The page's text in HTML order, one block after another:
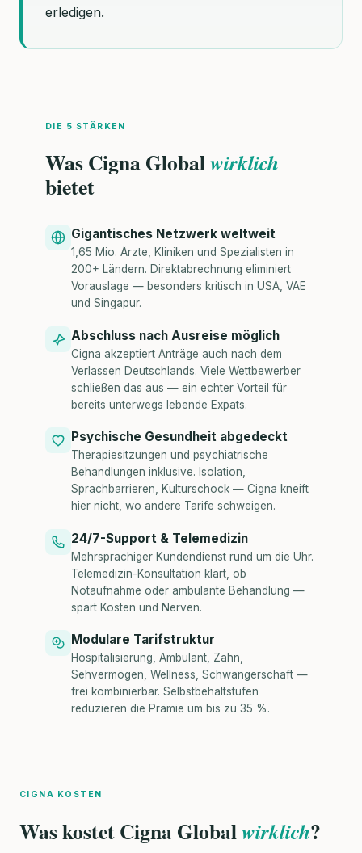
erledigen.
DIE 5 STÄRKEN
Was Cigna Globalwirklich
bietet
Gigantisches Netzwerk weltweit
1,65 Mio. Ärzte, Kliniken und Spezialisten in
200+ Ländern. Direktabrechnung eliminiert
Vorauslage — besonders kritisch in USA, VAE
und Singapur.
Abschluss nach Ausreise möglich
Cigna akzeptiert Anträge auch nach dem
Verlassen Deutschlands. Viele Wettbewerber
schließen das aus — ein echter Vorteil für
bereits unterwegs lebende Expats.
Psychische Gesundheit abgedeckt
Therapiesitzungen und psychiatrische
Behandlungen inklusive. Isolation,
Sprachbarrieren, Kulturschock — Cigna kneift
hier nicht, wo andere Tarife schweigen.
24/7-Support & Telemedizin
Mehrsprachiger Kundendienst rund um die Uhr.
Telemedizin-Konsultation klärt, ob
Notaufnahme oder ambulante Behandlung —
spart Kosten und Nerven.
Modulare Tarifstruktur
Hospitalisierung, Ambulant, Zahn,
Sehvermögen, Wellness, Schwangerschaft —
frei kombinierbar. Selbstbehaltstufen
reduzieren die Prämie um bis zu 35 %.
CIGNA KOSTEN
Was kostet Cigna Globalwirklich?